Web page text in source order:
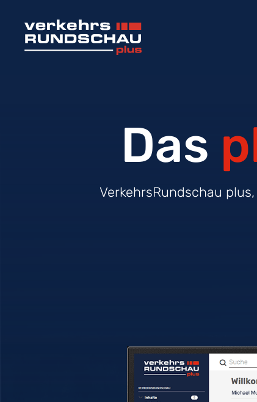
Das
VerkehrsRundschau